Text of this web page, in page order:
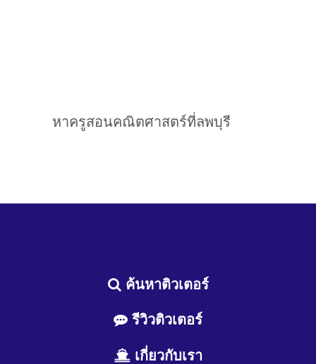
หาครูสอนคณิตศาสตร์ที่ลพบุรี
ค้นหาติวเตอร์
รีวิวติวเตอร์
เกี่ยวกับเรา